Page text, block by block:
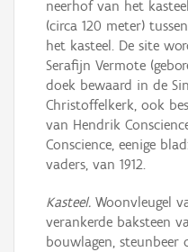
neerhof van het
(circa 120 meter)
het kasteel. De site
Serafijn Vermote
doek bewaard in de
Christoffelkerk, ook
van Hendrik
Conscience, eenige
vaders, van 1912.
Kasteel. Woonvleugel
verankerde baksteen
bouwlagen, steunbeer